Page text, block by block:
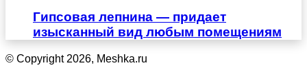
Гипсовая лепнина — придает
изысканный вид любым помещениям
© Copyright 2026, Meshka.ru